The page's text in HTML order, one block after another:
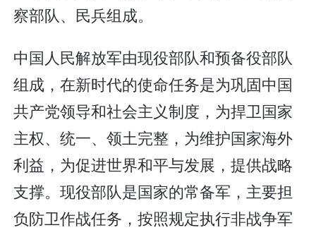
察部队、民兵组成。
中国人民解放军由现役部队和预备役部队
组成，在新时代的使命任务是为巩固中国
共产党领导和社会主义制度，为捍卫国家
主权、统一、领土完整，为维护国家海外
利益，为促进世界和平与发展，提供战略
支撑。现役部队是国家的常备军，主要担
负防卫作战任务，按照规定执行非战争军